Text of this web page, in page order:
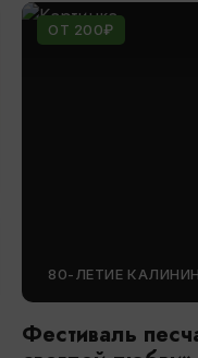
ОТ 200₽
80-ЛЕТИЕ
Фестиваль